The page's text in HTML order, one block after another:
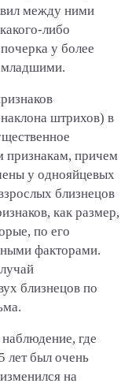
между ними
либо
у более
младшими.
штрихов) в
признакам, причем
у однояйцевых
близнецов
как размер,
по его
факторами.
близнецов по
где
лет был очень
на